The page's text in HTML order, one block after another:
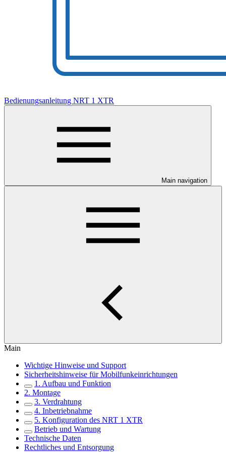
Bedienungsanleitung NRT 1 XTR
Main navigation
Main
Wichtige Hinweise und Support
Sicherheitshinweise für Mobilfunkeinrichtungen
1. Aufbau und Funktion
2. Montage
3. Verdrahtung
4. Inbetriebnahme
5. Konfiguration des NRT 1 XTR
Betrieb und Wartung
Technische Daten
Rechtliches und Entsorgung